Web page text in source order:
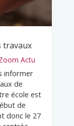
travaux
Actu
informer
de
école est
de
donc le 27